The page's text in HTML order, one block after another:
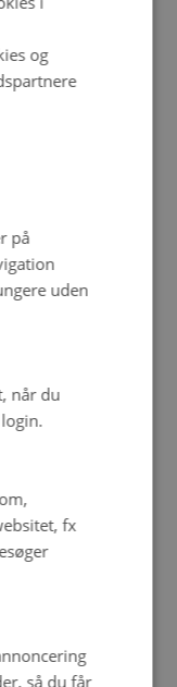
og
på
uden
når du
fx
så du får